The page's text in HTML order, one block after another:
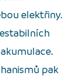
elektřiny.
pak